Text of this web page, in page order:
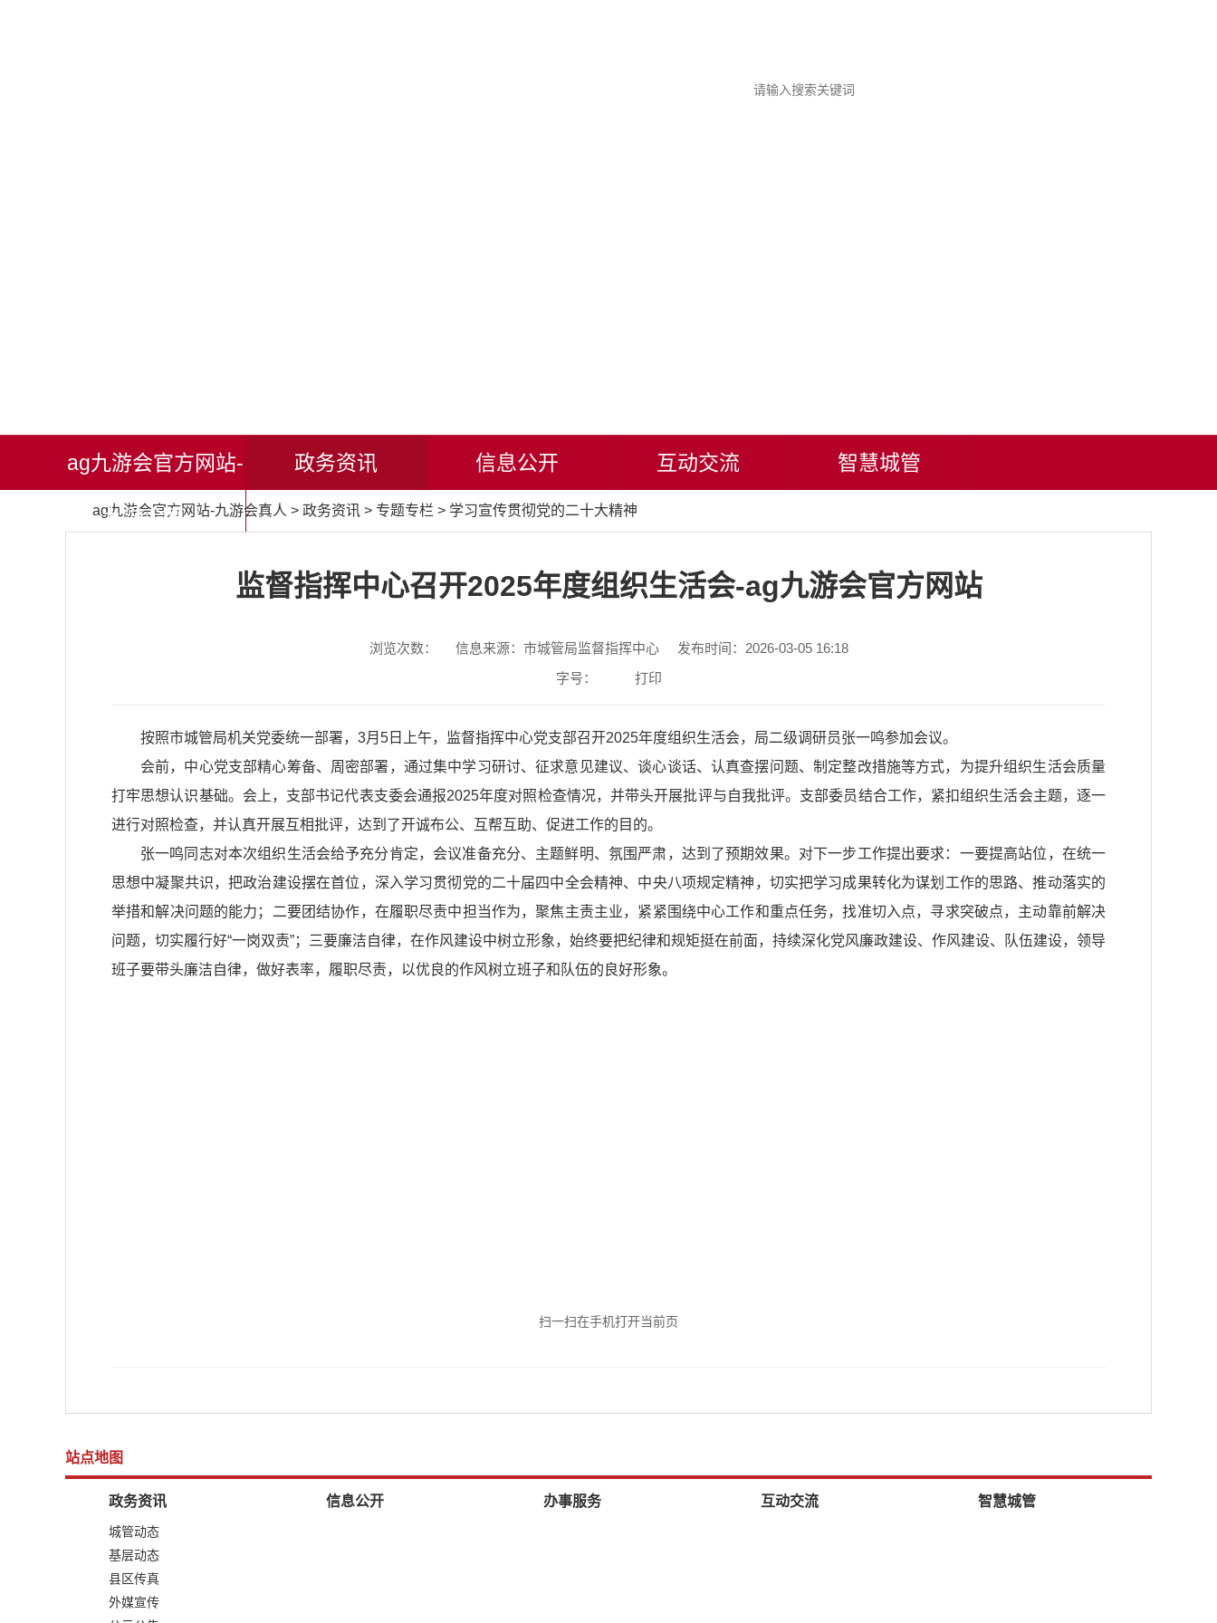
ag九游会官方网站-
九游会真人
政务资讯 信息公开 互动交流 智慧城管
ag九游会官方网站-九游会真人 > 政务资讯 > 专题专栏 > 学习宣传贯彻党的二十大精神
监督指挥中心召开2025年度组织生活会-ag九游会官方网站
浏览次数： 信息来源：市城管局监督指挥中心
发布时间：2026-03-05 16:18
字号：
打印
按照市城管局机关党委统一部署，3月5日上午，监督指挥中心党支部召开2025年度组织生活会，局二级调研员张一鸣参加会议。
会前，中心党支部精心筹备、周密部署，通过集中学习研讨、征求意见建议、谈心谈话、认真查摆问题、制定整改措施等方式，为提升组织生活会质量
打牢思想认识基础。会上，支部书记代表支委会通报2025年度对照检查情况，并带头开展批评与自我批评。支部委员结合工作，紧扣组织生活会主题，逐一
进行对照检查，并认真开展互相批评，达到了开诚布公、互帮互助、促进工作的目的。
张一鸣同志对本次组织生活会给予充分肯定，会议准备充分、主题鲜明、氛围严肃，达到了预期效果。对下一步工作提出要求：一要提高站位，在统一
思想中凝聚共识，把政治建设摆在首位，深入学习贯彻党的二十届四中全会精神、中央八项规定精神，切实把学习成果转化为谋划工作的思路、推动落实的
举措和解决问题的能力；二要团结协作，在履职尽责中担当作为，聚焦主责主业，紧紧围绕中心工作和重点任务，找准切入点，寻求突破点，主动靠前解决
问题，切实履行好“一岗双责”；三要廉洁自律，在作风建设中树立形象，始终要把纪律和规矩挺在前面，持续深化党风廉政建设、作风建设、队伍建设，领导
班子要带头廉洁自律，做好表率，履职尽责，以优良的作风树立班子和队伍的良好形象。
扫一扫在手机打开当前页
站点地图
政务资讯
城管动态
基层动态
县区传真
外媒宣传
信息公开 办事服务 互动交流 智慧城管